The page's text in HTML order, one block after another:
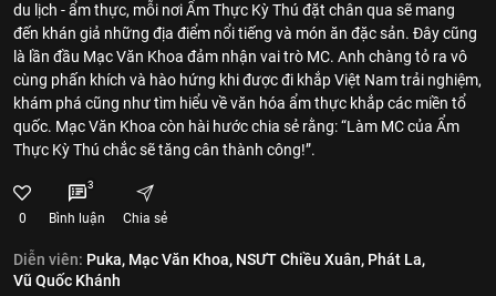
du lịch - ẩm thực, mỗi nơi Ẩm Thực Kỳ Thú đặt chân qua sẽ mang
đến khán giả những địa điểm nổi tiếng và món ăn đặc sản. Đây cũng
là lần đầu Mạc Văn Khoa đảm nhận vai trò MC. Anh chàng tỏ ra vô
cùng phấn khích và hào hứng khi được đi khắp Việt Nam trải nghiệm,
khám phá cũng như tìm hiểu về văn hóa ẩm thực khắp các miền tổ
quốc. Mạc Văn Khoa còn hài hước chia sẻ rằng: “Làm MC của Ẩm
Thực Kỳ Thú chắc sẽ tăng cân thành công!”.
0
3
Bình luận Chia sẻ
Diễn viên: Puka, Mạc Văn Khoa, NSƯT Chiều Xuân, Phát La,
Vũ Quốc Khánh